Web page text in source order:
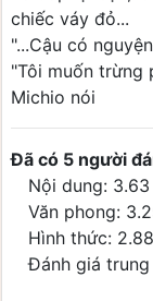
chiếc váy đỏ...
"...Cậu có
"Tôi muốn trừng
Michio nói
Đã có 5 người
Nội dung:
Văn phong:
Hình thức:
Đánh giá